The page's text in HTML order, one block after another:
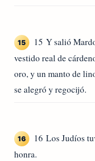
15
15 Y salió
vestido real de
oro, y un manto de
se alegró y regocijó.
16
16 Los Judíos
honra.